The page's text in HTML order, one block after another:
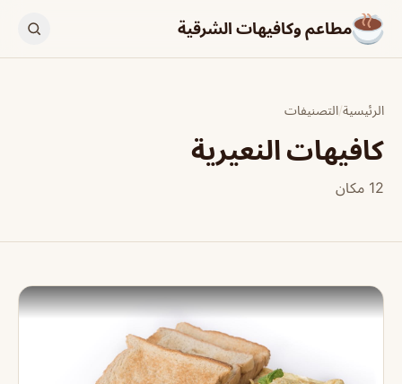
مطاعم وكافيهات الشرقية
الرئيسية/التصنيفات
كافيهات النعيرية
12 مكان